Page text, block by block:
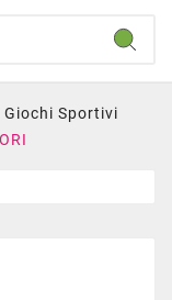
Giochi Sportivi